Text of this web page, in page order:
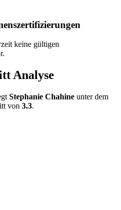
keine gültigen
Analyse
Stephanie Chahine unterdem
von 3.3.